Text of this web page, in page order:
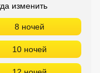
& Apartments БЕЗ